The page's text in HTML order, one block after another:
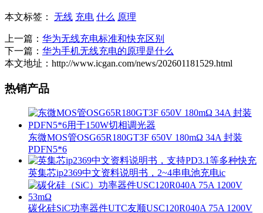
本文标签： 无线 充电 什么 原理
上一篇： 华为无线充电标准和快充区别
下一篇： 华为手机无线充电的原理是什么
本文地址：http://www.icgan.com/news/202601181529.html
热销产品
东微MOS管OSG65R180GT3F 650V 180mΩ 34A 封装
PDFN5*6
英集芯ip2369中文资料说明书，2~4串电池充电ic
碳化硅SiC功率器件UTC友顺USC120R040A 75A 1200V